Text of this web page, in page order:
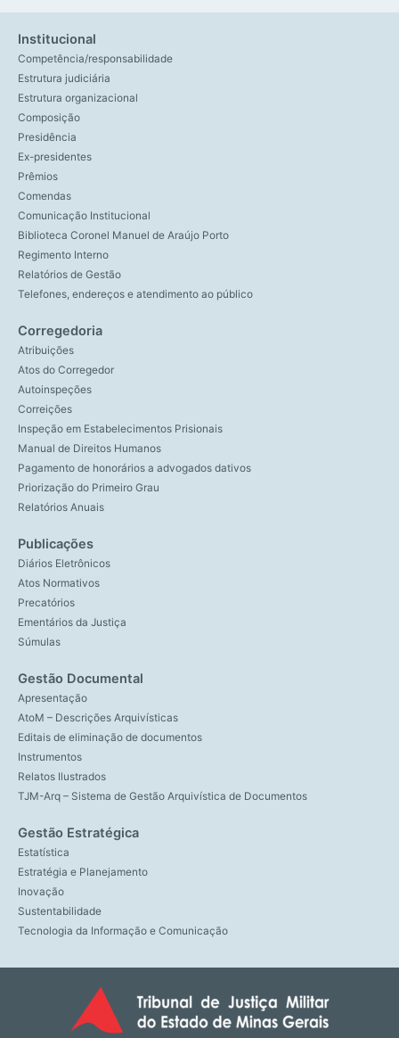
Institucional
Competência/responsabilidade
Estrutura judiciária
Estrutura organizacional
Composição
Presidência
Ex-presidentes
Prêmios
Comendas
Comunicação Institucional
Biblioteca Coronel Manuel de Araújo Porto
Regimento Interno
Relatórios de Gestão
Telefones, endereços e atendimento ao público
Corregedoria
Atribuições
Atos do Corregedor
Autoinspeções
Correições
Inspeção em Estabelecimentos Prisionais
Manual de Direitos Humanos
Pagamento de honorários a advogados dativos
Priorização do Primeiro Grau
Relatórios Anuais
Publicações
Diários Eletrônicos
Atos Normativos
Precatórios
Ementários da Justiça
Súmulas
Gestão Documental
Apresentação
AtoM – Descrições Arquivísticas
Editais de eliminação de documentos
Instrumentos
Relatos Ilustrados
TJM-Arq – Sistema de Gestão Arquivística de Documentos
Gestão Estratégica
Estatística
Estratégia e Planejamento
Inovação
Sustentabilidade
Tecnologia da Informação e Comunicação